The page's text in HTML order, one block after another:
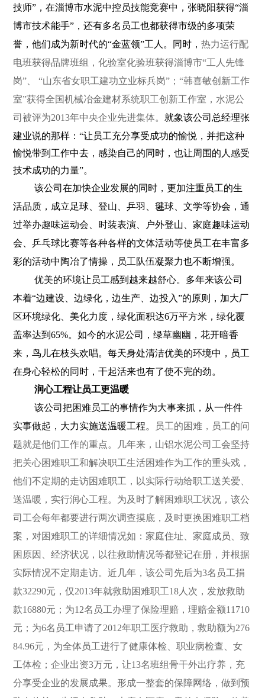
技师”，在淄博市水泥中控员技能竞赛中，张晓阳获得“淄
博市技术能手”，还有多名员工也都获得市级的多项荣
誉，他们成为新时代的“金蓝领”工人。同时，热力运行配
电班获得品牌班组，化验室化验班获得淄博市“工人先锋
岗”、 “山东省女职工建功立业标兵岗”；“韩喜敏创新工作
室”获得全国机械冶金建材系统职工创新工作室，水泥公
司被评为2013年中央企业先进集体。 就象该公司总经理张
建业说的那样：“让员工充分享受成功的愉悦，并把这种
愉悦带到工作中去，感染自己的同时，也让周围的人感受
技术成功的力量”。
该公司在加快企业发展的同时，更加注重员工的生
活品质，成立足球、登山、乒羽、毽球、文学等协会，通
过举办趣味运动会、时装表演、户外登山、家庭趣味运动
会、乒乓球比赛等各种各样的文体活动等使员工在丰富多
彩的活动中陶冶了情操，员工队伍凝聚力也不断增强。
优美的环境让员工感到越来越舒心。多年来该公司
本着“边建设、边绿化，边生产、边投入”的原则，加大厂
区环境绿化、美化力度，绿化面积达6万平方米，绿化覆
盖率达到65%。如今的水泥公司，绿草幽幽，花开暗香
来，鸟儿在枝头欢唱。每天身处清洁优美的环境中，员工
在身心轻松的同时，干起活来也有了使不完的劲。
润心工程让员工更温暖
该公司把困难员工的事情作为大事来抓，从一件件
实事做起，大力实施送温暖工程。
员工的困难，员工的问
题就是他们工作的重点。几年来，山铝水泥公司工会坚持
把关心困难职工和解决职工生活困难作为工作的重头戏，
他们不定期的走访困难职工，以实际行动给职工送关爱、
送温暖，实行润心工程。为及时了解困难职工状况，该公
司工会每年都要进行两次调查摸底，及时更换困难职工档
案，对困难职工的详细情况如：家庭住址、家庭成员、致
困原因、经济状况，以往救助情况等都登记在册，并根据
实际情况不定期走访。近几年，该公司先后为3名员工捐
款32290元，仅2013年就救助困难职工18 人次，发放救助
款16880元；为12名员工办理了保险理赔，理赔金额11710
元；为6名员工申请了2012年职工医疗救助，救助额为276
84.96元， 为全体员工进行了健康体检、职业病检查、女
工体检；企业出资3万元，让13名班组骨干外出疗养，充
分享受企业的发展成果。形成一整套的保障网络，做到预